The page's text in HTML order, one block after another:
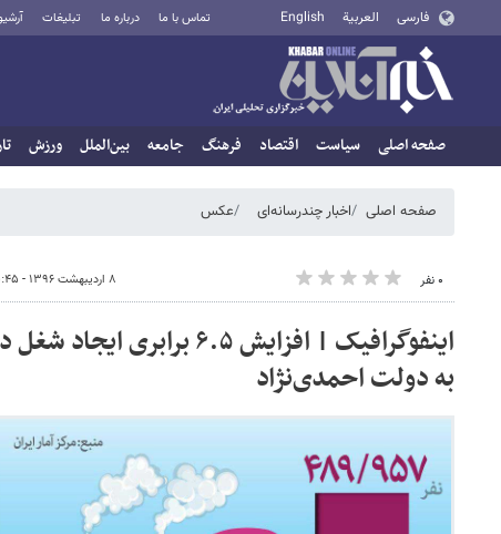
فارسی العربية English تماس با ما درباره ما تبلیغات
صفحه اصلی سیاست اقتصاد فرهنگ جامعه بین‌الملل ورزش
صفحه اصلی اخبار چندرسانه‌ای عکس
۰ نفر ۸ اردیبهشت ۱۳۹۶ - ۱۰:۴۵
اینفوگرافیک | افزایش ۶.۵
به دولت احمدی‌نژاد